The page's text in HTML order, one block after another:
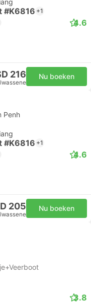
#K6816 +1
4.6
216 Nu boeken
Penh
#K6816 +1
4.6
205 Nu boeken
3.8